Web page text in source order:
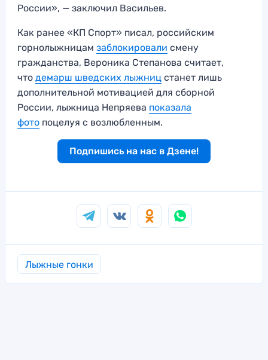
России», — заключил Васильев.
Как ранее «КП Спорт» писал, российским
горнолыжницам заблокировали смену
гражданства, Вероника Степанова считает,
что демарш шведских лыжниц станет лишь
дополнительной мотивацией для сборной
России, лыжница Непряева показала
фото поцелуя с возлюбленным.
Подпишись на нас в Дзене!
Лыжные гонки